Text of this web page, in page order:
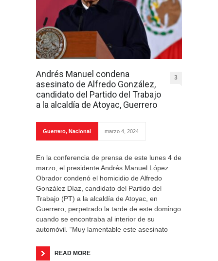
Andrés Manuel condena
asesinato de Alfredo González,
candidato del Partido del Trabajo
a la alcaldía de Atoyac, Guerrero
3
Guerrero, Nacional marzo 4, 2024
En la conferencia de prensa de este lunes 4 de
marzo, el presidente Andrés Manuel López
Obrador condenó el homicidio de Alfredo
González Díaz, candidato del Partido del
Trabajo (PT) a la alcaldía de Atoyac, en
Guerrero, perpetrado la tarde de este domingo
cuando se encontraba al interior de su
automóvil. “Muy lamentable este asesinato
READ MORE